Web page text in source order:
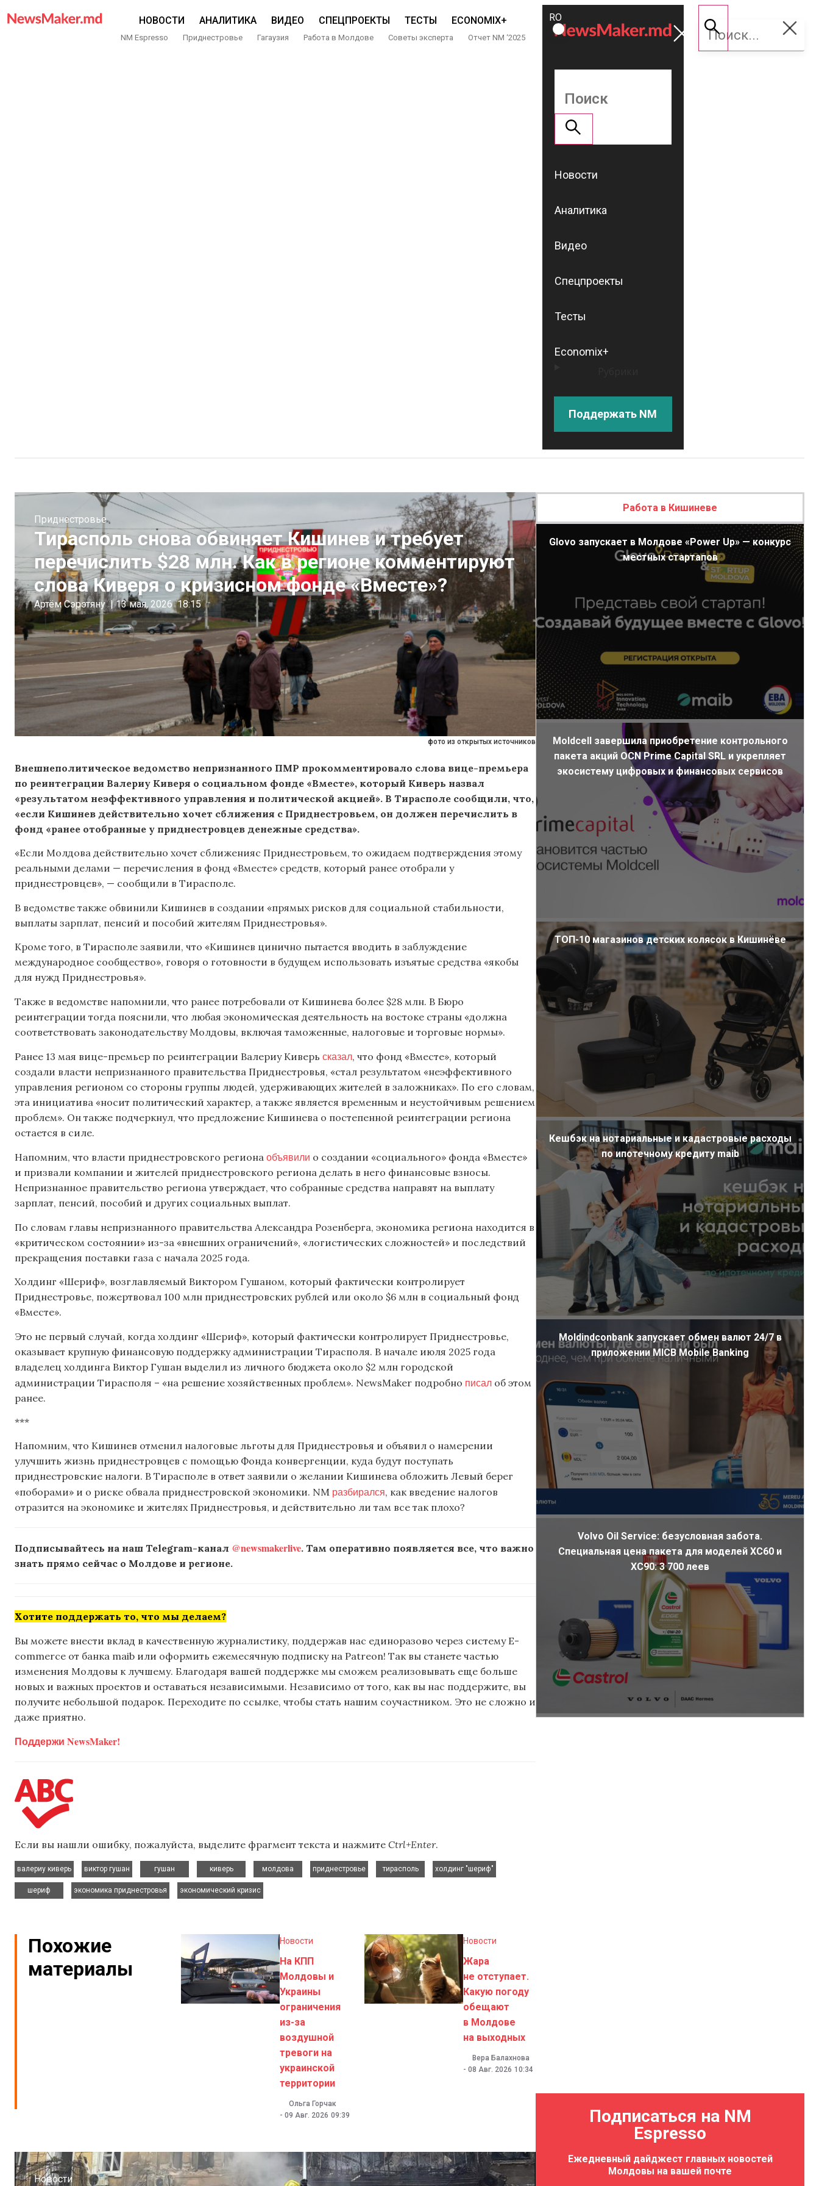
НОВОСТИ АНАЛИТИКА ВИДЕО СПЕЦПРОЕКТЫ ТЕСТЫ ECONOMIX+
NM Espresso Приднестровье Гагаузия Работа в Молдове Советы эксперта Отчет NM ‘2025
ROMÂNĂ
RU
Поддержать
NM
Новости
Аналитика
Видео
Спецпроекты
Тесты
Economix+
Поддержать NM
фото из открытых источников
Приднестровье
Тирасполь снова обвиняет Кишинев и требует
перечислить $28 млн. Как в регионе комментируют
слова Киверя о кризисном фонде «Вместе»?
Артём Сэрэтяну | 13 мая, 2026 18:15
Внешнеполитическое ведомство непризнанного ПМР прокомментировало слова вице-премьера
по реинтеграции Валериу Киверя о социальном фонде «Вместе», который Киверь назвал
«результатом неэффективного управления и политической акцией». В Тирасполе сообщили, что,
«если Кишинев действительно хочет сближения с Приднестровьем, он должен перечислить в
фонд «ранее отобранные у приднестровцев денежные средства».
«Если Молдова действительно хочет сближенияс Приднестровьем, то ожидаем подтверждения этому
реальными делами — перечисления в фонд «Вместе» средств, который ранее отобрали у
приднестровцев», — сообщили в Тирасполе.
В ведомстве также обвинили Кишинев в создании «прямых рисков для социальной стабильности,
выплаты зарплат, пенсий и пособий жителям Приднестровья».
Кроме того, в Тирасполе заявили, что «Кишинев цинично пытается вводить в заблуждение
международное сообщество», говоря о готовности в будущем использовать изъятые средства «якобы
для нужд Приднестровья».
Также в ведомстве напомнили, что ранее потребовали от Кишинева более $28 млн. В Бюро
реинтеграции тогда пояснили, что любая экономическая деятельность на востоке страны «должна
соответствовать законодательству Молдовы, включая таможенные, налоговые и торговые нормы».
Ранее 13 мая вице-премьер по реинтеграции Валериу Киверь сказал, что фонд «Вместе», который
создали власти непризнанного правительства Приднестровья, «стал результатом «неэффективного
управления регионом со стороны группы людей, удерживающих жителей в заложниках». По его словам,
эта инициатива «носит политический характер, а также является временным и неустойчивым решением
проблем». Он также подчеркнул, что предложение Кишинева о постепенной реинтеграции региона
остается в силе.
Напомним, что власти приднестровского региона объявили о создании «социального» фонда «Вместе»
и призвали компании и жителей приднестровского региона делать в него финансовые взносы.
Непризнанное правительство региона утверждает, что собранные средства направят на выплату
зарплат, пенсий, пособий и других социальных выплат.
По словам главы непризнанного правительства Александра Розенберга, экономика региона находится в
«критическом состоянии» из-за «внешних ограничений», «логистических сложностей» и последствий
прекращения поставки газа с начала 2025 года.
Холдинг «Шериф», возглавляемый Виктором Гушаном, который фактически контролирует
Приднестровье, пожертвовал 100 млн приднестровских рублей или около $6 млн в социальный фонд
«Вместе».
Это не первый случай, когда холдинг «Шериф», который фактически контролирует Приднестровье,
оказывает крупную финансовую поддержку администрации Тирасполя. В начале июля 2025 года
владелец холдинга Виктор Гушан выделил из личного бюджета около $2 млн городской
администрации Тирасполя – «на решение хозяйственных проблем». NewsMaker подробно писал об этом
ранее.
***
Напомним, что Кишинев отменил налоговые льготы для Приднестровья и объявил о намерении
улучшить жизнь приднестровцев с помощью Фонда конвергенции, куда будут поступать
приднестровские налоги. В Тирасполе в ответ заявили о желании Кишинева обложить Левый берег
«поборами» и о риске обвала приднестровской экономики. NM разбирался, как введение налогов
отразится на экономике и жителях Приднестровья, и действительно ли там все так плохо?
Подписывайтесь на наш Telegram-канал @newsmakerlive. Там оперативно появляется все, что важно
знать прямо сейчас о Молдове и регионе.
Хотите поддержать то, что мы делаем?
Вы можете внести вклад в качественную журналистику, поддержав нас единоразово через систему E-
commerce от банка maib или оформить ежемесячную подписку на Patreon! Так вы станете частью
изменения Молдовы к лучшему. Благодаря вашей поддержке мы сможем реализовывать еще больше
новых и важных проектов и оставаться независимыми. Независимо от того, как вы нас поддержите, вы
получите небольшой подарок. Переходите по ссылке, чтобы стать нашим соучастником. Это не сложно и
даже приятно.
Поддержи NewsMaker!
Если вы нашли ошибку, пожалуйста, выделите фрагмент текста и нажмите Ctrl+Enter.
валериу киверь
виктор гушан
гушан
киверь
молдова
приднестровье
тирасполь
холдинг "шериф"
шериф
экономика приднестровья
экономический кризис
Похожие
материалы
Новости
На КПП
Молдовы и
Украины
ограничения
из-за
воздушной
тревоги на
украинской
территории
Ольга Горчак
- 09 Авг. 2026 09:39
Новости
Жара
не отступает.
Какую погоду
обещают
в Молдове
на выходных
Вера Балахнова
- 08 Авг. 2026 10:34
Новости
Работа в Кишиневе
Glovo запускает в Молдове «Power Up» — конкурс
местных стартапов
Moldcell завершила приобретение контрольного
пакета акций OCN Prime Capital SRL и укрепляет
экосистему цифровых и финансовых сервисов
ТОП-10 магазинов детских колясок в Кишинёве
Кешбэк на нотариальные и кадастровые расходы
по ипотечному кредиту maib
Moldindconbank запускает обмен валют 24/7 в
приложении MICB Mobile Banking
Volvo Oil Service: безусловная забота.
Специальная цена пакета для моделей XC60 и
XC90: 3 700 леев
Подписаться на NM
Espresso
Ежедневный дайджест главных новостей
Молдовы на вашей почте